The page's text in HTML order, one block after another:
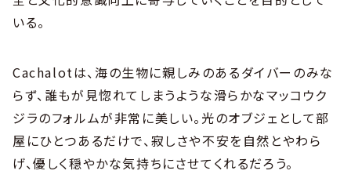
いる。
Cachalotは、海の生物に親しみのあるダイバーのみな
らず、誰もが見惚れてしまうような滑らかなマッコウク
ジラのフォルムが非常に美しい。光のオブジェとして部
屋にひとつあるだけで、寂しさや不安を自然とやわら
げ、優しく穏やかな気持ちにさせてくれるだろう。